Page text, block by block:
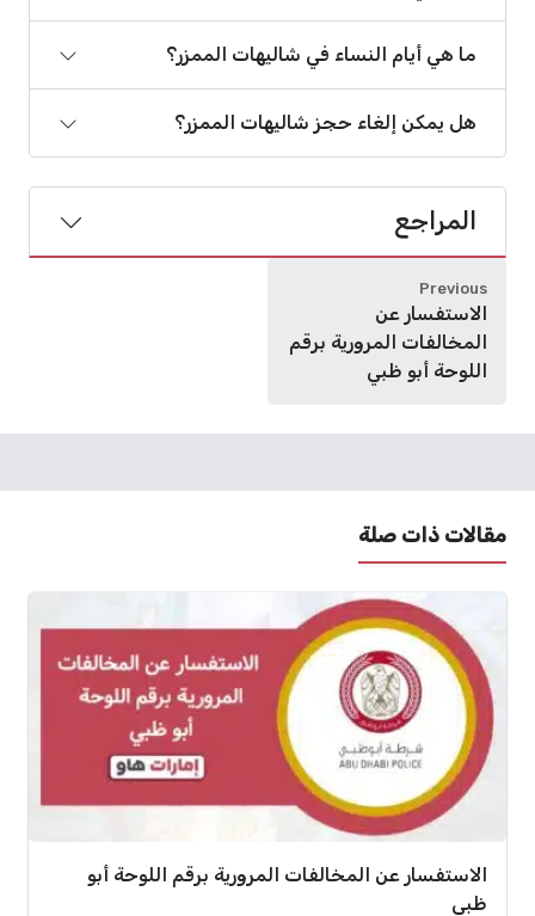
ما هي أيام النساء في شاليهات الممزر؟
هل يمكن إلغاء حجز شاليهات الممزر؟
المراجع
Previous
الاستفسار عن
المخالفات المرورية برقم
اللوحة أبو ظبي
مقالات ذات صلة
الاستفسار عن المخالفات المرورية برقم اللوحة أبو
ظبي